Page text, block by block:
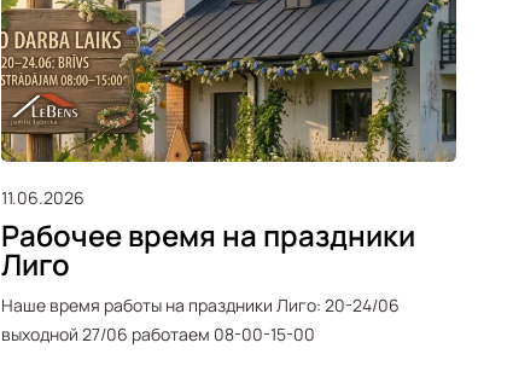
11.06.2026
Рабочее время на праздники
Лиго
Наше время работы на праздники Лиго: 20-24/06
выходной 27/06 работаем 08-00-15-00